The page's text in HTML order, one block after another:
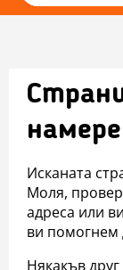
Исканата
Моля,
адреса или
ви помогнем
Някакъв